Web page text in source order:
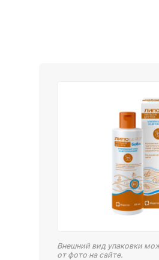
Внешний вид упаковки
от фото на сайте.